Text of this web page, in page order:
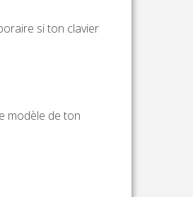
si ton clavier
modèle de ton